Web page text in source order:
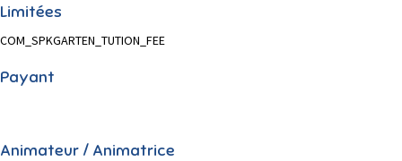
Limitées
COM_SPKGARTEN_TUTION_FEE
Payant
Animateur / Animatrice